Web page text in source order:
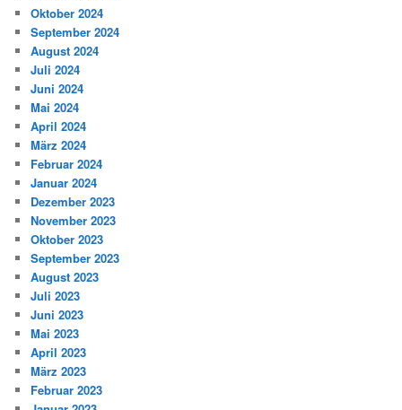
Oktober 2024
September 2024
August 2024
Juli 2024
Juni 2024
Mai 2024
April 2024
März 2024
Februar 2024
Januar 2024
Dezember 2023
November 2023
Oktober 2023
September 2023
August 2023
Juli 2023
Juni 2023
Mai 2023
April 2023
März 2023
Februar 2023